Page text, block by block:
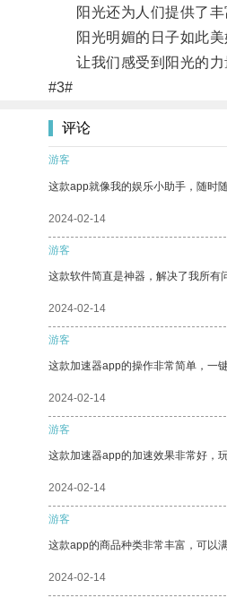
阳光还为人们提供了丰
阳光明媚的日子如此美
让我们感受到阳光的力
#3#
评论
游客
这款app就像我的娱乐小助手，随时
2024-02-14
游客
这款软件简直是神器，解决了我所有
2024-02-14
游客
这款加速器app的操作非常简单，一
2024-02-14
游客
这款加速器app的加速效果非常好，
2024-02-14
游客
这款app的商品种类非常丰富，可以
2024-02-14